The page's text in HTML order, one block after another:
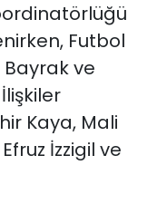
Futbol
ve
Kaya, Mali
İzzigil ve